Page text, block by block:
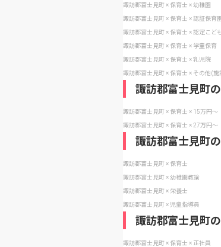
諏訪郡富士見町 × 保育士 × 幼稚園
諏訪郡富士見町 × 保育士 × 認証保育
諏訪郡富士見町 × 保育士 × 認定こど
諏訪郡富士見町 × 保育士 × 学童保育
諏訪郡富士見町 × 保育士 × 乳児院
諏訪郡富士見町 × 保育士 × その他(施
諏訪郡富士見町
諏訪郡富士見町 × 保育士 × 15万円〜
諏訪郡富士見町 × 保育士 × 27万円〜
諏訪郡富士見町
諏訪郡富士見町 × 保育士
諏訪郡富士見町 × 幼稚園教諭
諏訪郡富士見町 × 栄養士
諏訪郡富士見町 × 児童指導員
諏訪郡富士見町
諏訪郡富士見町 × 保育士 × 正社員